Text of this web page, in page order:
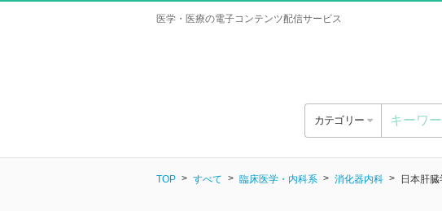
医学・医療の電子コンテンツ配信サービス
カテゴリー
TOP すべて 臨床医学・内科系 消化器内科 日本肝